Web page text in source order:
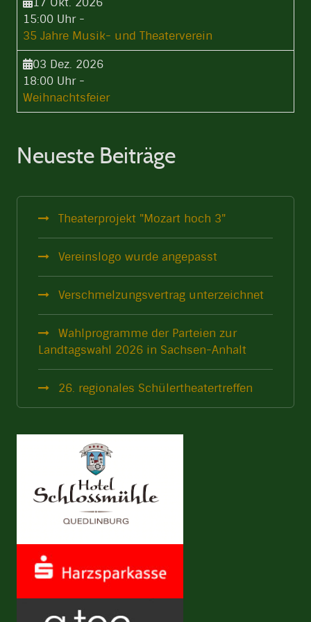
15:00 Uhr-
35 Jahre Musik- und Theaterverein
03 Dez. 2026
18:00 Uhr-
Weihnachtsfeier
Neueste Beiträge
Theaterprojekt "Mozart hoch 3"
Vereinslogo wurde angepasst
Verschmelzungsvertrag unterzeichnet
Wahlprogramme der Parteien zur
Landtagswahl 2026 in Sachsen-Anhalt
26. regionales Schülertheatertreffen